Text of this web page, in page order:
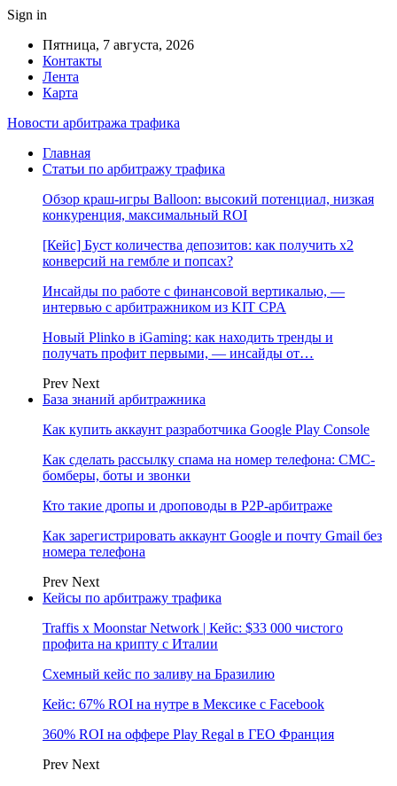
Sign in
Пятница, 7 августа, 2026
Контакты
Лента
Карта
Новости арбитража трафика
Главная
Статьи по арбитражу трафика
Обзор краш-игры Balloon: высокий потенциал, низкая
конкуренция, максимальный ROI
[Кейс] Буст количества депозитов: как получить х2
конверсий на гембле и попсах?
Инсайды по работе с финансовой вертикалью, —
интервью с арбитражником из KIT CPA
Новый Plinko в iGaming: как находить тренды и
получать профит первыми, — инсайды от…
Prev Next
База знаний арбитражника
Как купить аккаунт разработчика Google Play Console
Как сделать рассылку спама на номер телефона: СМС-
бомберы, боты и звонки
Кто такие дропы и дроповоды в P2P-арбитраже
Как зарегистрировать аккаунт Google и почту Gmail без
номера телефона
Prev Next
Кейсы по арбитражу трафика
Traffis x Moonstar Network | Кейс: $33 000 чистого
профита на крипту с Италии
Схемный кейс по заливу на Бразилию
Кейс: 67% ROI на нутре в Мексике с Facebook
360% ROI на оффере Play Regal в ГЕО Франция
Prev Next